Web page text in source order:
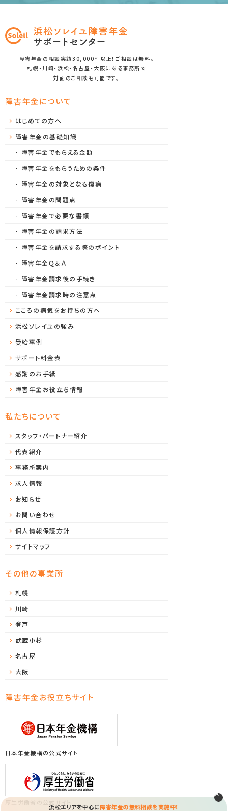
障害年金の相談実績30,000件以上！ご相談は無料。
札幌・川崎・浜松・名古屋・大阪にある事務所で
対面のご相談も可能です。
障害年金について
はじめての方へ
障害年金の基礎知識
障害年金でもらえる金額
障害年金をもらうための条件
障害年金の対象となる傷病
障害年金の問題点
障害年金で必要な書類
障害年金の請求方法
障害年金を請求する際のポイント
障害年金Ｑ＆Ａ
障害年金請求後の手続き
障害年金請求時の注意点
こころの病気をお持ちの方へ
浜松ソレイユの強み
受給事例
サポート料金表
感謝のお手紙
障害年金お役立ち情報
私たちについて
スタッフ・パートナー紹介
代表紹介
事務所案内
求人情報
お知らせ
お問い合わせ
個人情報保護方針
サイトマップ
その他の事業所
札幌
川崎
登戸
武蔵小杉
名古屋
大阪
障害年金お役立ちサイト
日本年金機構の公式サイト
浜松エリアを中心に障害年金の無料相談を実施中！